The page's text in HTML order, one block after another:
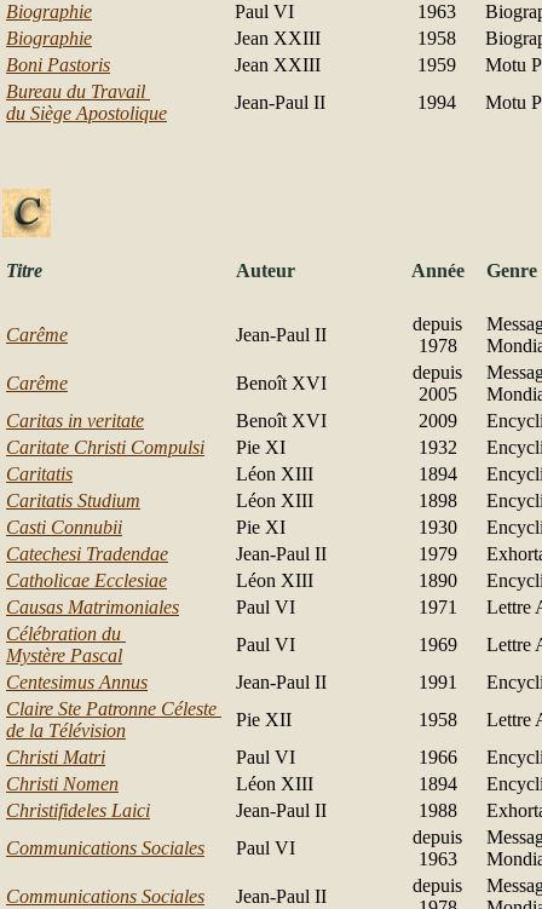
Biographie
Paul VI 1963
Biographie
Jean XXIII 1958
Boni Pastoris
Jean XXIII 1959
Motu
Bureau du Travail
du Siège Apostolique
Jean-Paul II 1994 Motu
Titre Auteur Année Genre
Carême Jean-Paul II
depuis
1978
Carême
Benoît XVI
depuis
2005
Caritas in veritate
Benoît XVI 2009
Caritate Christi Compulsi
Pie XI 1932
Caritatis
Léon XIII 1894
Caritatis Studium
Léon XIII 1898
Casti Connubii
Pie XI 1930
Catechesi Tradendae
Jean-Paul II 1979
Catholicae Ecclesiae
Léon XIII 1890
Causas Matrimoniales
Paul VI 1971
Lettre
Célébration du
Mystère Pascal
Paul VI 1969
Lettre
Centesimus Annus
Jean-Paul II 1991
Claire Ste Patronne Céleste
de la Télévision
Pie XII 1958
Lettre
Christi Matri
Paul VI 1966
Christi Nomen
Léon XIII 1894
Christifideles Laici
Jean-Paul II 1988
Communications Sociales
Paul VI
depuis
1963
Communications Sociales
Jean-Paul II
depuis